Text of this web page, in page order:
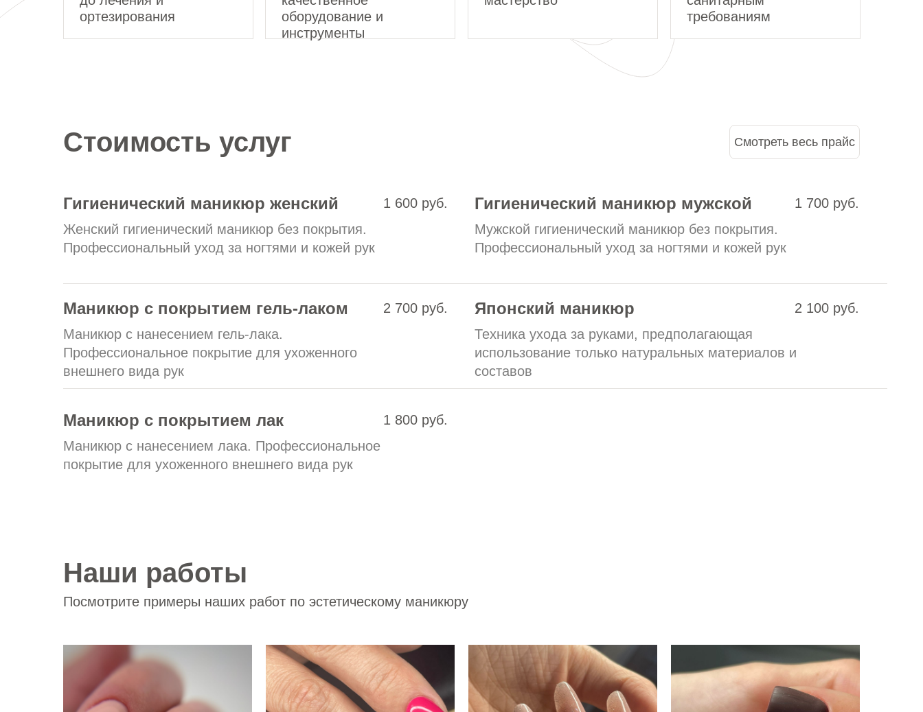
ортезирования
оборудование и
инструменты
требованиям
Стоимость услуг Смотреть весь прайс
Гигиенический маникюр женский
Женский гигиенический маникюр без покрытия.
Профессиональный уход за ногтями и кожей рук
1 600 руб. Гигиенический маникюр мужской
Мужской гигиенический маникюр без покрытия.
Профессиональный уход за ногтями и кожей рук
1 700 руб.
Маникюр с покрытием гель-лаком
Маникюр с нанесением гель-лака.
Профессиональное покрытие для ухоженного
внешнего вида рук
2 700 руб. Японский маникюр
Техника ухода за руками, предполагающая
использование только натуральных материалов и
составов
2 100 руб.
Маникюр с покрытием лак
Маникюр с нанесением лака. Профессиональное
покрытие для ухоженного внешнего вида рук
1 800 руб.
Наши работы
Посмотрите примеры наших работ по эстетическому маникюру